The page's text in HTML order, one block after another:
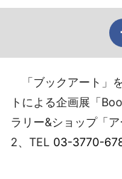
「ブックアート」
トによる企画展「
ラリー&ショップ「
2、TEL 03-3770-